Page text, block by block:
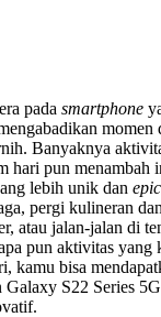
pada smartphone
momen
Banyaknya
hari pun menambah
lebih unik dan epic
pergi kulineran dan
atau jalan-jalan di
pun aktivitas yang
kamu bisa
Galaxy S22 Series